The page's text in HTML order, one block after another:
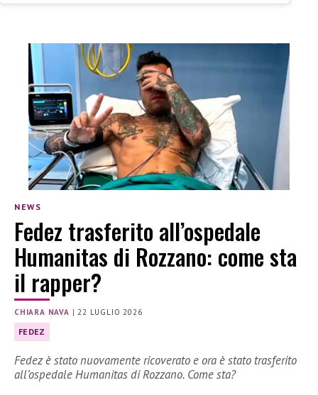
NEWS
Fedez trasferito all’ospedale
Humanitas di Rozzano: come sta
il rapper?
CHIARA NAVA |22 LUGLIO 2026
FEDEZ
Fedez è stato nuovamente ricoverato e ora è stato trasferito
all’ospedale Humanitas di Rozzano. Come sta?